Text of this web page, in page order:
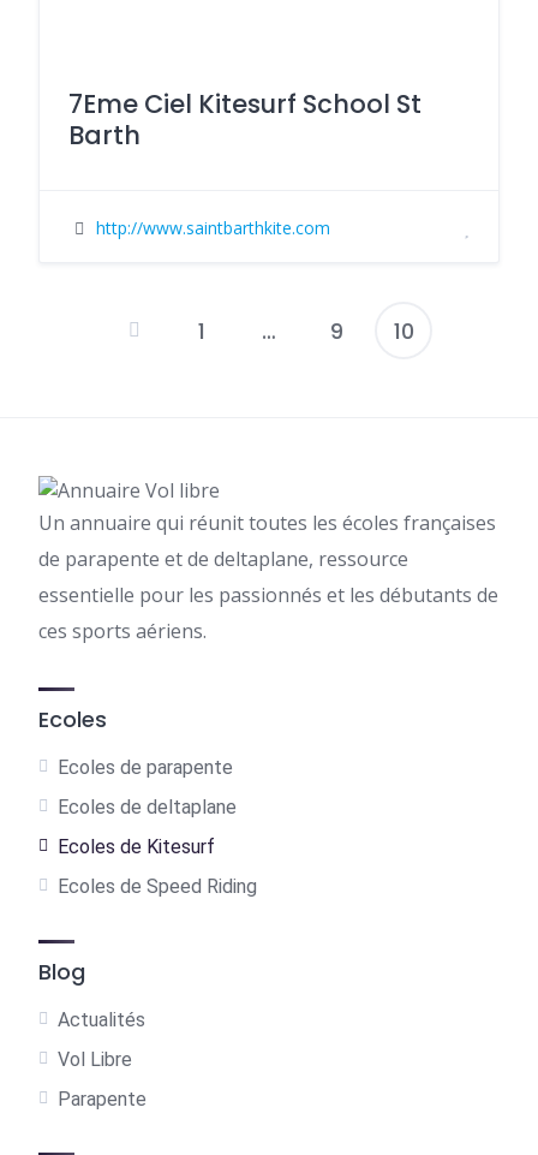
7Eme Ciel Kitesurf School St
Barth
http://www.saintbarthkite.com
Pagination
1 … 9 10
Un annuaire qui réunit toutes les écoles françaises
de parapente et de deltaplane, ressource
essentielle pour les passionnés et les débutants de
ces sports aériens.
Ecoles
Ecoles de parapente
Ecoles de deltaplane
Ecoles de Kitesurf
Ecoles de Speed Riding
Blog
Actualités
Vol Libre
Parapente